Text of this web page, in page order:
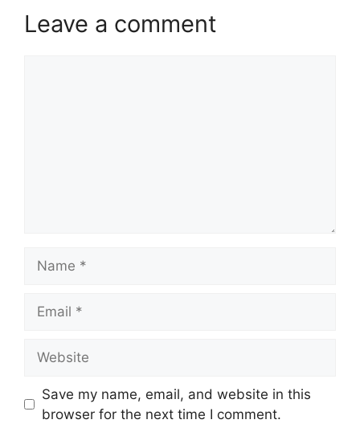
Leave a comment
Save my name, email, and website in this
browser for the next time I comment.